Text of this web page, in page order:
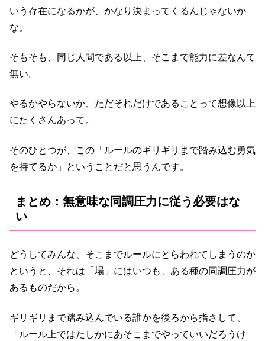
いう存在になるかが、かなり決まってくるんじゃないか
な。
そもそも、同じ人間である以上、そこまで能力に差なんて
無い。
やるかやらないか、ただそれだけであることって想像以上
にたくさんあって。
そのひとつが、この「ルールのギリギリまで踏み込む勇気
を持てるか」ということだと思うんです。
まとめ：無意味な同調圧力に従う必要はな
い
どうしてみんな、そこまでルールにとらわれてしまうのか
というと、それは「場」にはいつも、ある種の同調圧力が
あるものだから。
ギリギリまで踏み込んでいる誰かを後ろから指さして、
「ルール上ではたしかにあそこまでやっていいだろうけ